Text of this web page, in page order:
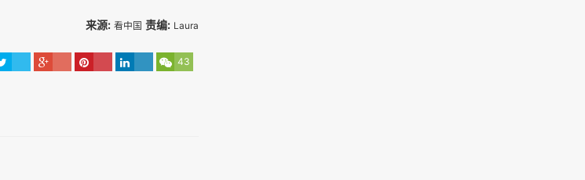
来源: 看中国 责编: Laura
43